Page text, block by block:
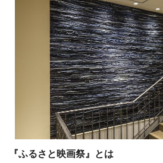
『ふるさと映画祭』とは